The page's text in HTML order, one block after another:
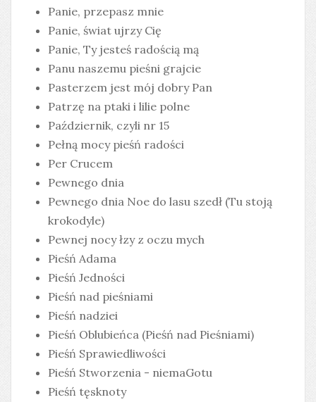
Panie, przepasz mnie
Panie, świat ujrzy Cię
Panie, Ty jesteś radością mą
Panu naszemu pieśni grajcie
Pasterzem jest mój dobry Pan
Patrzę na ptaki i lilie polne
Październik, czyli nr 15
Pełną mocy pieśń radości
Per Crucem
Pewnego dnia
Pewnego dnia Noe do lasu szedł (Tu stoją
krokodyle)
Pewnej nocy łzy z oczu mych
Pieśń Adama
Pieśń Jedności
Pieśń nad pieśniami
Pieśń nadziei
Pieśń Oblubieńca (Pieśń nad Pieśniami)
Pieśń Sprawiedliwości
Pieśń Stworzenia - niemaGotu
Pieśń tęsknoty